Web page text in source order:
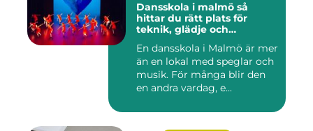
Dansskola i malmö så
hittar du rätt plats för
teknik, glädje och
En dansskola i Malmö är mer
än en lokal med speglar och
musik. För många blir den
en andra vardag, e...